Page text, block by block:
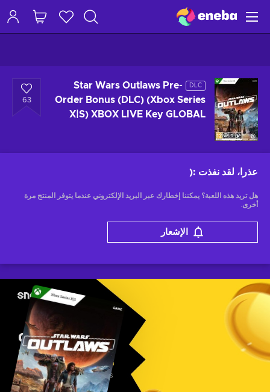
DLC
Star Wars Outlaws Pre-
Order Bonus (DLC) (Xbox Series
X|S) XBOX LIVE Key GLOBAL
63
عذرا، لقد نفذت :(
هل تريد هذه اللعبة؟ يمكننا إخطارك عبر البريد الإلكتروني عندما يتوفر المنتج مرة
أخرى.
الإشعار